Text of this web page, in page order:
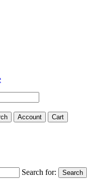
Account Cart
Search for:
Search